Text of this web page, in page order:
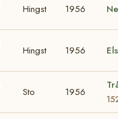
Hingst 1956
Hingst 1956
Sto 1956